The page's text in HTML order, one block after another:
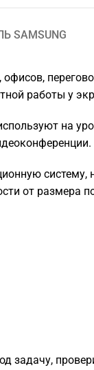
SAMSUNG
работы у
на
от размера
задачу,